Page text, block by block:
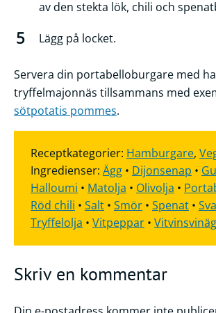
av den stekta lök, chili och
Lägg på locket.
Servera din portabelloburgare med
tryffelmajonnäs tillsammans med
sötpotatis pommes.
Receptkategorier: Hamburgare,
Ingredienser: Ägg • Dijonsenap •
Halloumi • Matolja • Olivolja •
Röd chili • Salt • Smör • Spenat •
Tryffelolja • Vitpeppar •
Skriv en kommentar